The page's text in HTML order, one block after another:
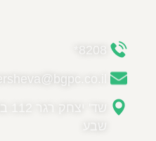
8208*
שד'
שבע